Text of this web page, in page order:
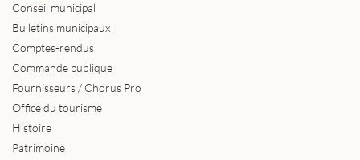
Conseil municipal
Bulletins municipaux
Comptes-rendus
Commande publique
Fournisseurs / Chorus Pro
Office du tourisme
Histoire
Patrimoine